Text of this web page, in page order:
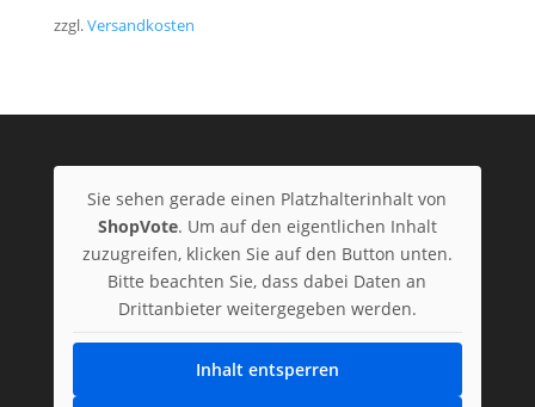
zzgl.Versandkosten
Sie sehen gerade einen Platzhalterinhalt von
ShopVote. Um auf den eigentlichen Inhalt
zuzugreifen, klicken Sie auf den Button unten.
Bitte beachten Sie, dass dabei Daten an
Drittanbieter weitergegeben werden.
Inhalt entsperren